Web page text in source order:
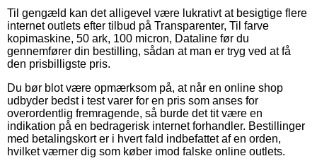
Til gengæld kan det alligevel være lukrativt at besigtige flere
internet outlets efter tilbud på Transparenter, Til farve
kopimaskine, 50 ark, 100 micron, Dataline før du
gennemfører din bestilling, sådan at man er tryg ved at få
den prisbilligste pris.
Du bør blot være opmærksom på, at når en online shop
udbyder bedst i test varer for en pris som anses for
overordentlig fremragende, så burde det tit være en
indikation på en bedragerisk internet forhandler. Bestillinger
med betalingskort er i hvert fald indbefattet af en orden,
hvilket værner dig som køber imod falske online outlets.